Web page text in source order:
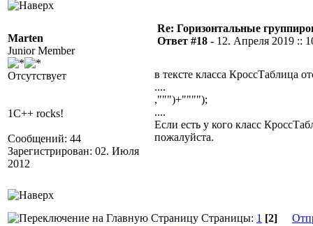
Marten
Junior Member
Отсутствует
1C++ rocks!
Сообщений: 44
Зарегистрирован: 02. Июля
2012
Re: Горизонтальные
Ответ #18 - 12. Апреля 2019 ::
в тексте класса КроссТаблица
....
,""")+"""");
....
Если есть у кого класс
пожалуйста.
Страницы: 1 [2]